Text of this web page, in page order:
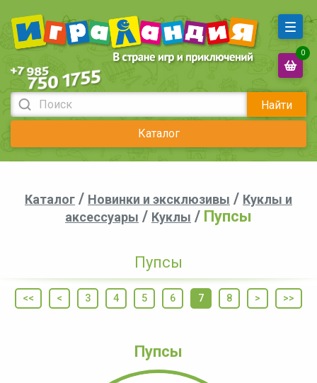
Найти
Каталог
0
Каталог / Новинки и эксклюзивы / Куклы и
аксессуары / Куклы / Пупсы
Пупсы
<< < 3 4 5 6 7 8 > >>
Пупсы